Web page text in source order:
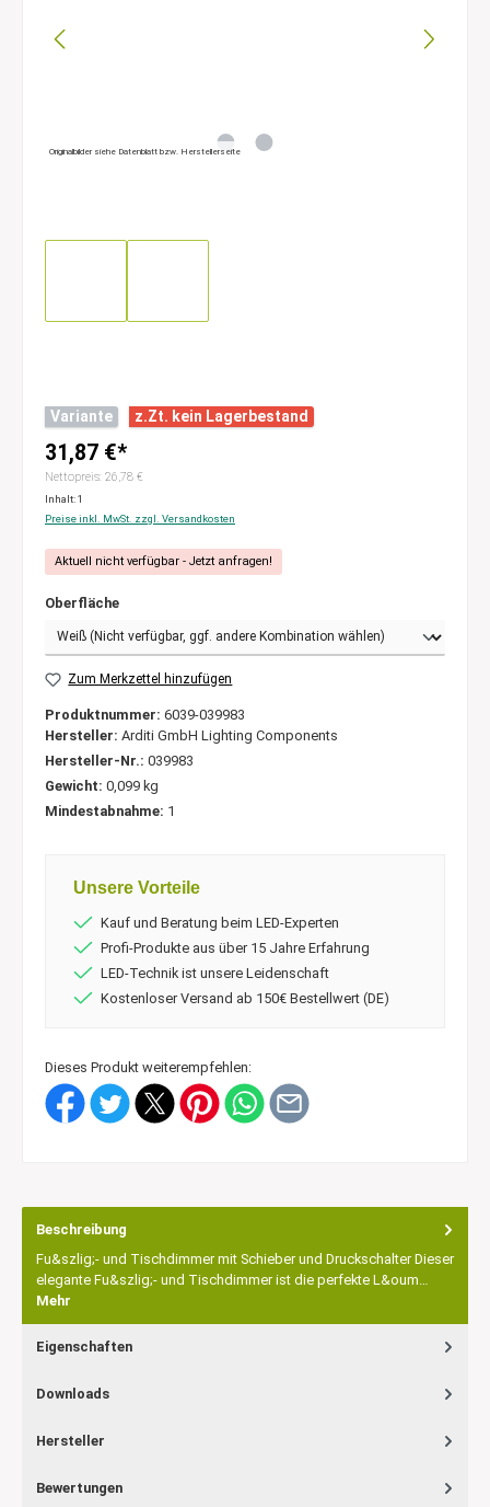
Originalbilder siehe Datenblatt bzw. Herstellerseite
Variante z.Zt. kein Lagerbestand
31,87 €*
Nettopreis: 26,78 €
Inhalt:1
Preise inkl. MwSt. zzgl. Versandkosten
Aktuell nicht verfügbar - Jetzt anfragen!
Oberfläche
Zum Merkzettel hinzufügen
Produktnummer: 6039-039983
Hersteller: Arditi GmbH Lighting Components
Hersteller-Nr.: 039983
Gewicht: 0,099 kg
Mindestabnahme: 1
Unsere Vorteile
Kauf und Beratung beim LED-Experten
Profi-Produkte aus über 15 Jahre Erfahrung
LED-Technik ist unsere Leidenschaft
Kostenloser Versand ab 150€ Bestellwert (DE)
Dieses Produkt weiterempfehlen:
Beschreibung
Fu&szlig;- und Tischdimmer mit Schieber und Druckschalter Dieser
elegante Fu&szlig;- und Tischdimmer ist die perfekte L&oum…
Mehr
Eigenschaften
Downloads
Hersteller
Bewertungen